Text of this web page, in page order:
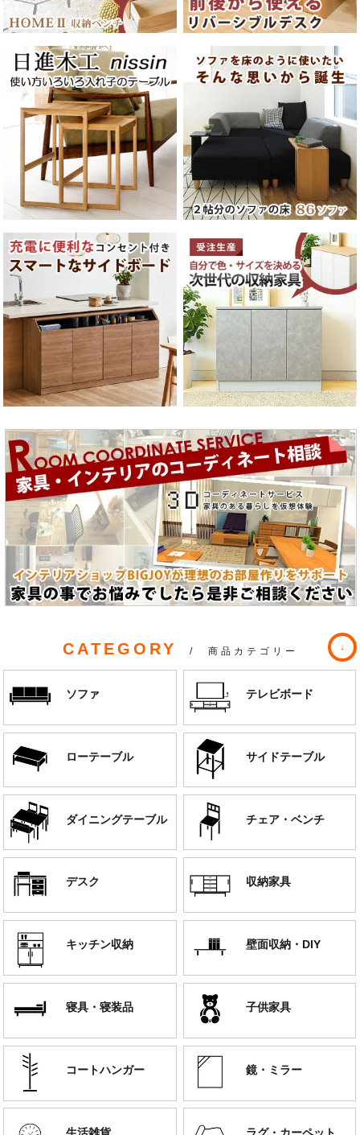
CATEGORY / 商品カテゴリー
ソファ テレビボード
ローテーブル サイドテーブル
ダイニングテーブル チェア・ベンチ
デスク 収納家具
キッチン収納 壁面収納・DIY
寝具・寝装品 子供家具
コートハンガー 鏡・ミラー
生活雑貨 ラグ・カーペット